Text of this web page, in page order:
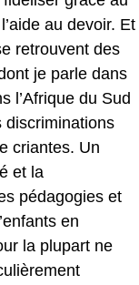
au devoir. Et
retrouvent des
je parle dans
l’Afrique du Sud
discriminations
criantes. Un
et la
pédagogies et
en
la plupart ne